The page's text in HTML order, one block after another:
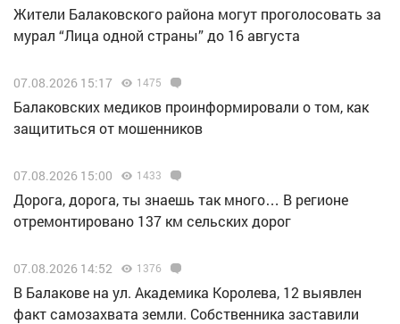
Жители Балаковского района могут проголосовать за
мурал “Лица одной страны” до 16 августа
07.08.2026 15:17 1475
Балаковских медиков проинформировали о том, как
защититься от мошенников
07.08.2026 15:00 1433
Дорога, дорога, ты знаешь так много… В регионе
отремонтировано 137 км сельских дорог
07.08.2026 14:52 1376
В Балакове на ул. Академика Королева, 12 выявлен
факт самозахвата земли. Собственника заставили